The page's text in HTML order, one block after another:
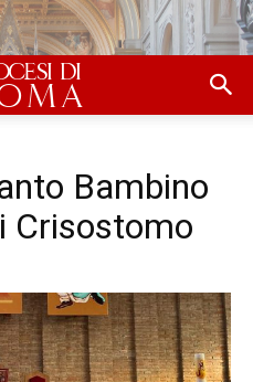
Bambino
Crisostomo